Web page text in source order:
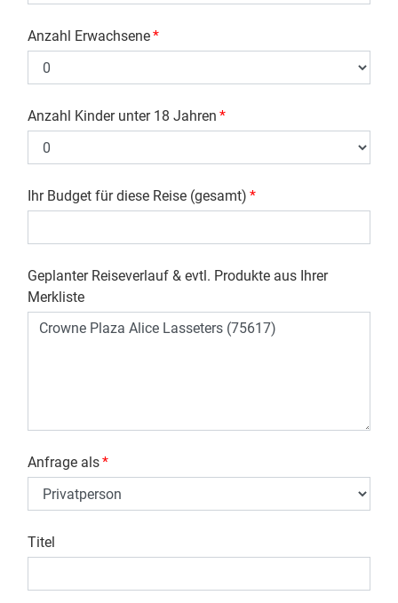
Anzahl Erwachsene*
Anzahl Kinder unter 18 Jahren *
Ihr Budget für diese Reise (gesamt) *
Geplanter Reiseverlauf & evtl. Produkte aus Ihrer
Merkliste
Anfrage als*
Titel